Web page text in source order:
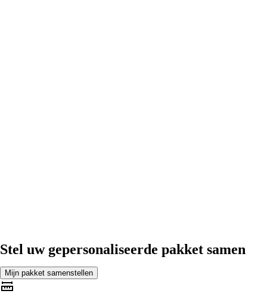
Stel uw gepersonaliseerde pakket samen
Mijn pakket samenstellen